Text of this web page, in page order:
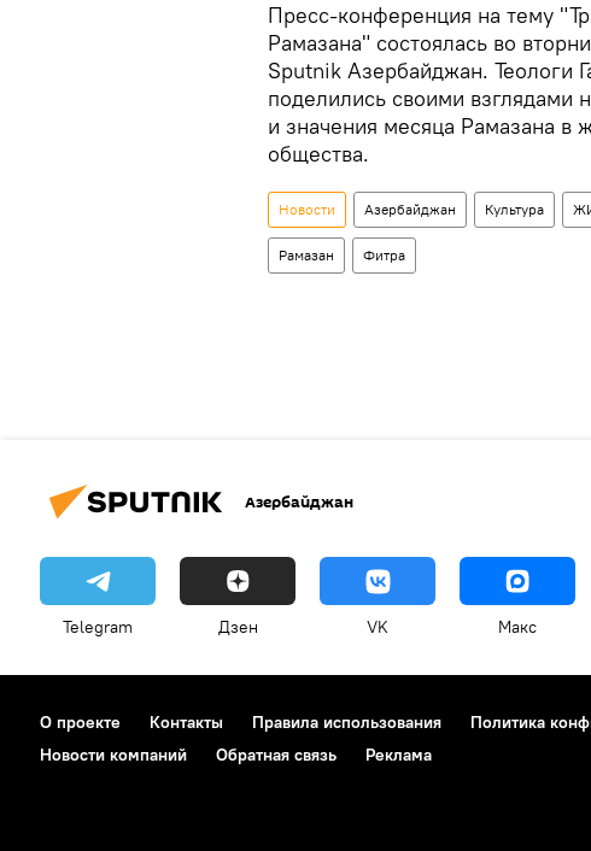
Пресс-конференция на тему
Рамазана" состоялась во
Sputnik Азербайджан. Теологи
поделились своими взглядами
и значения месяца Рамазана в
общества.
Новости Азербайджан Культура
Рамазан Фитра
Азербайджан
Telegram Дзен VK Макс
О проекте Контакты Правила использования Политика
Новости компаний
Обратная связь Реклама